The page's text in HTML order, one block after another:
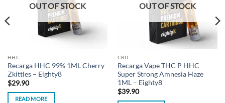
OUT OF STOCK
HHC
Recarga HHC 99% 1ML Cherry
Zkittles – Eighty8
$29.90
READ MORE
OUT OF STOCK
CBD
Recarga Vape THC P HHC
Super Strong Amnesia Haze
1ML – Eighty8
$39.90